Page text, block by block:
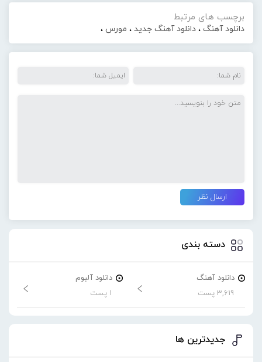
برچسب های مرتبط
دانلود آهنگ ، دانلود آهنگ جدید ، مورس ،
دسته بندی
دانلود آهنگ
3,619 پست
دانلود آلبوم
1 پست
جدیدترین ها